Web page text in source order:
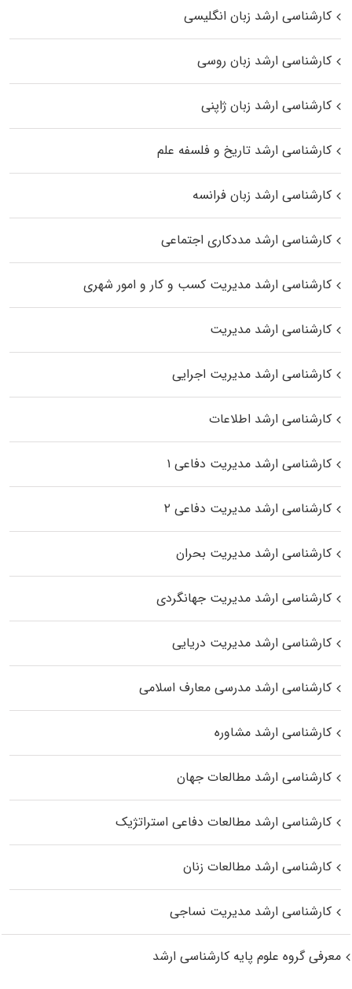
کارشناسی ارشد زبان انگلیسی
کارشناسی ارشد زبان روسی
کارشناسی ارشد زبان ژاپنی
کارشناسی ارشد تاریخ و فلسفه علم
کارشناسی ارشد زبان فرانسه
کارشناسی ارشد مددکاری اجتماعی
کارشناسی ارشد مدیریت کسب و کار و امور شهری
کارشناسی ارشد مدیریت
کارشناسی ارشد مدیریت اجرایی
کارشناسی ارشد اطلاعات
کارشناسی ارشد مدیریت دفاعی ۱
کارشناسی ارشد مدیریت دفاعی ۲
کارشناسی ارشد مدیریت بحران
کارشناسی ارشد مدیریت جهانگردی
کارشناسی ارشد مدیریت دریایی
کارشناسی ارشد مدرسی معارف اسلامی
کارشناسی ارشد مشاوره
کارشناسی ارشد مطالعات جهان
کارشناسی ارشد مطالعات دفاعی استراتژیک
کارشناسی ارشد مطالعات زنان
کارشناسی ارشد مدیریت نساجی
معرفی گروه علوم پایه کارشناسی ارشد